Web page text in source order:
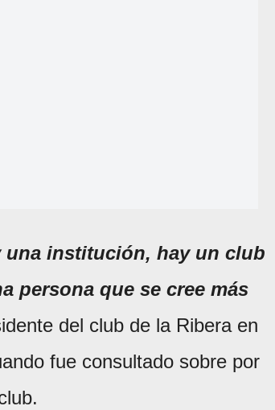
institución, hay un club
persona que se cree más
del club de la Ribera en
fue consultado sobre por